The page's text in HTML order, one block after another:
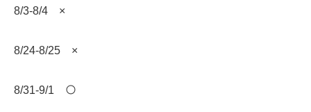
8/3-8/4 ×
8/24-8/25 ×
8/31-9/1 〇